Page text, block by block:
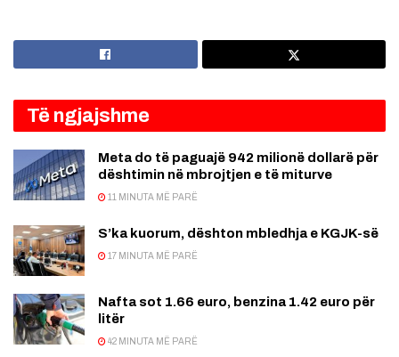
Të ngjajshme
Meta do të paguajë 942 milionë dollarë për
dështimin në mbrojtjen e të miturve
11 MINUTA MË PARË
S’ka kuorum, dështon mbledhja e KGJK-së
17 MINUTA MË PARË
Nafta sot 1.66 euro, benzina 1.42 euro për
litër
42 MINUTA MË PARË